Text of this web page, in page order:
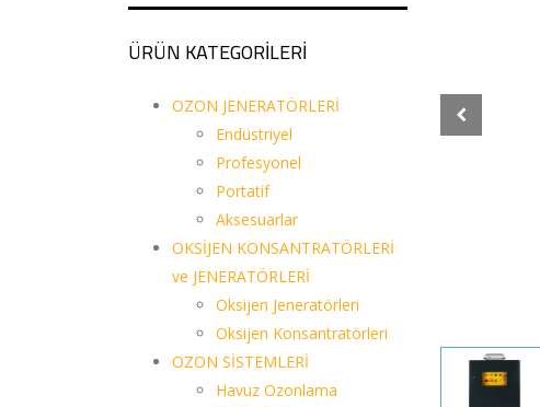
ÜRÜN KATEGORİLERİ
OZON JENERATÖRLERİ
Endüstriyel
Profesyonel
Portatif
Aksesuarlar
OKSİJEN KONSANTRATÖRLERİ
ve JENERATÖRLERİ
Oksijen Jeneratörleri
Oksijen Konsantratörleri
OZON SİSTEMLERİ
Havuz Ozonlama